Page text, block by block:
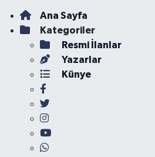
Ana Sayfa
Kategoriler
Resmi İlanlar
Yazarlar
Künye